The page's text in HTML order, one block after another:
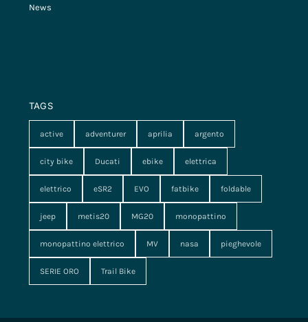
News
TAGS
active adventurer aprilia argento
city bike Ducati ebike elettrica
elettrico eSR2 EVO fatbike foldable
jeep metis20 MG20 monopattino
monopattino elettrico MV nasa pieghevole
SERIE ORO Trail Bike